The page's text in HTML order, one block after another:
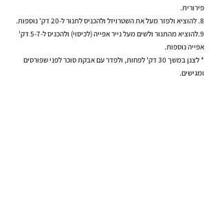
פירורית.
8. להוציא ולפזר מעל את השטרויזל ולהכניס לתנור ל-20 דק' נוספות.
9.להוציא מהתנור ולשים מעל נייר אפייה (לכיסוי) ולהכניס ל-5-7 דק'
אפייה נוספות.
* לצנן במשך 30 דק' לפחות, ולפדר עם אבקת סוכר לפני שפורסים
ומגישים.